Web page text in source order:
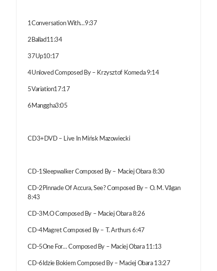
1Conversation With…9:37
2Ballad11:34
37Up10:17
4Unloved Composed By – Krzysztof Komeda 9:14
5Variation17:17
6Manggha3:05
CD3+DVD – Live In Mińsk Mazowiecki
CD-1Sleepwalker Composed By – Maciej Obara 8:30
CD-2Pinnacle Of Accura, See? Composed By – O. M. Vågan
8:43
CD-3M.O Composed By – Maciej Obara 8:26
CD-4Magret Composed By – T. Arthurs 6:47
CD-5One For… Composed By – Maciej Obara 11:13
CD-6Idzie Bokiem Composed By – Maciej Obara 13:27